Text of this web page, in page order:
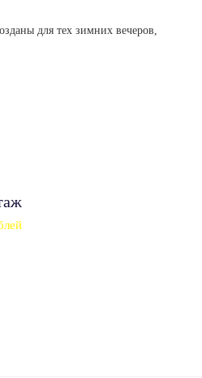
для тех зимних вечеров,